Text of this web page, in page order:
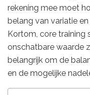
rekening mee moet
belang van variatie
Kortom, core training
onschatbare waarde
belangrijk om de
en de mogelijke